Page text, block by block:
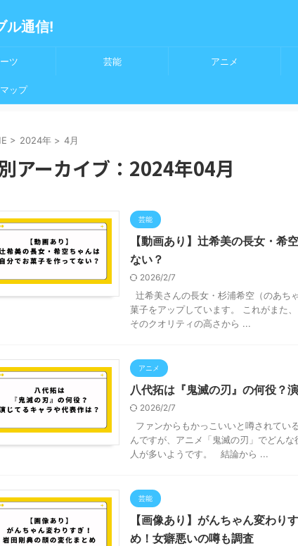
ル通信!
ツ 芸能 アニメ
ップ
> 2024年 > 4月
アーカイブ：2024年04月
芸能
【動画あり】辻希美の長女・希
ない？
2026/2/7
辻希美さんの長女・杉浦希空（のあち
菓子をアップしています。 これがまた
そのクオリティの高さから ...
アニメ
八代拓は『鬼滅の刃』の何役？
2026/2/7
ファンからもかっこいいと噂されてい
んですが、アニメ「鬼滅の刃」でどん
人が多いようです。 結論から ...
芸能
【画像あり】がんちゃん変わり
め！女癖悪いの噂も調査